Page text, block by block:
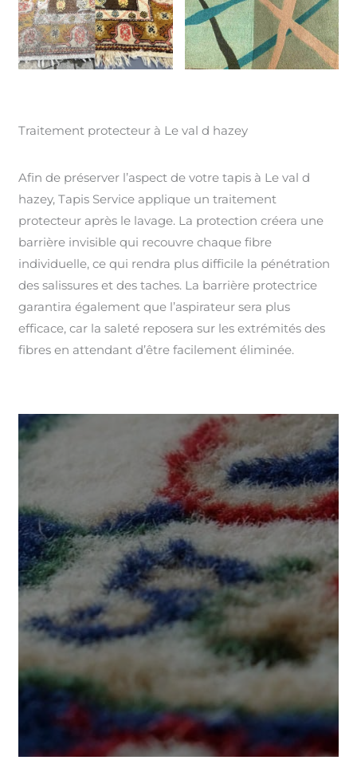
Traitement protecteur à Le val d hazey
Afin de préserver l’aspect de votre tapis à Le val d
hazey, Tapis Service applique un traitement
protecteur après le lavage. La protection créera une
barrière invisible qui recouvre chaque fibre
individuelle, ce qui rendra plus difficile la pénétration
des salissures et des taches. La barrière protectrice
garantira également que l’aspirateur sera plus
efficace, car la saleté reposera sur les extrémités des
fibres en attendant d’être facilement éliminée.